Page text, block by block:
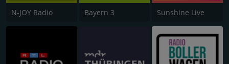
N-JOY Radio Bayern 3 Sunshine Live